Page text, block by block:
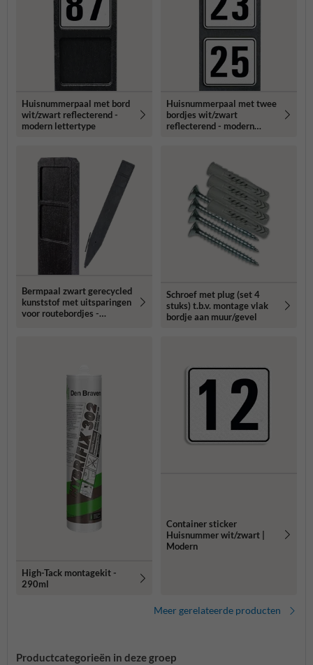
Huisnummerpaal met bord
wit/zwart reflecterend -
modern lettertype
Huisnummerpaal met twee
bordjes wit/zwart
reflecterend - modern
Bermpaal zwart gerecycled
kunststof met uitsparingen
voor routebordjes -
Schroef met plug (set 4
stuks) t.b.v. montage vlak
bordje aan muur/gevel
High-Tack montagekit -
290ml
Container sticker
Huisnummer wit/zwart |
Modern
Meer gerelateerde producten
Productcategorieën in deze groep